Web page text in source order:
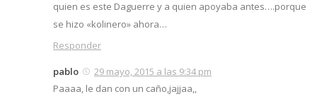
quien es este Daguerre y a quien apoyaba antes….porque
se hizo «kolinero» ahora…
Responder
pablo
29 mayo, 2015 a las 9:34 pm
Paaaa, le dan con un caño,jajjaa,,